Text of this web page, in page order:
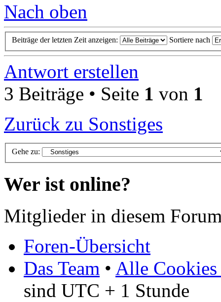
Nach oben
Beiträge der letzten Zeit anzeigen: Sortiere nach
Antwort erstellen
3 Beiträge • Seite 1 von 1
Zurück zu Sonstiges
Gehe zu:
Wer ist online?
Mitglieder in diesem
Foren-Übersicht
Das Team • Alle Cookies
sind UTC + 1 Stunde